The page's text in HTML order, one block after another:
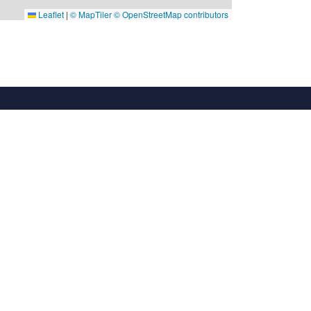
Leaflet | © MapTiler© OpenStreetMap contributors